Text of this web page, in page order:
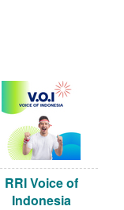
RRI Voice of
Indonesia